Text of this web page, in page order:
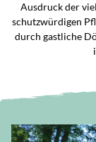
Ausdruck der
schutzwürdigen
durch gastliche